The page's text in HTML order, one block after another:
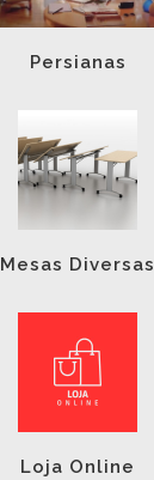
Persianas
Mesas Diversas
Loja Online